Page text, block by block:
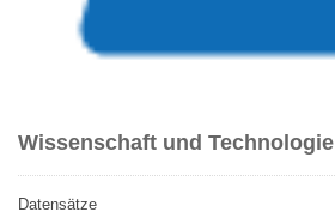
Wissenschaft und Technologie
Datensätze